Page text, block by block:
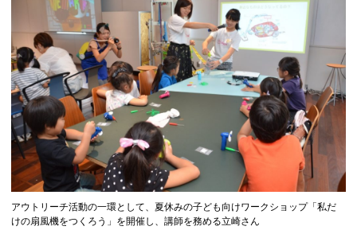
アウトリーチ活動の一環として、夏休みの子ども向けワークショップ「私だ
けの扇風機をつくろう」を開催し、講師を務める立崎さん